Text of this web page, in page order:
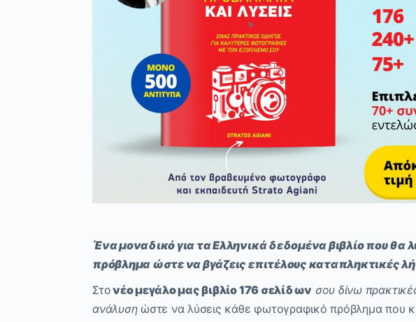
Ένα μοναδικό για τα Ελληνικά δεδομένα βιβλίο που θα
πρόβλημα ώστε να βγάζεις επιτέλους καταπληκτικές
Στονέο μεγάλο μας βιβλίο 176 σελίδων σου δίνω
ανάλυσηώστε να λύσεις κάθε φωτογραφικό πρόβλημα που